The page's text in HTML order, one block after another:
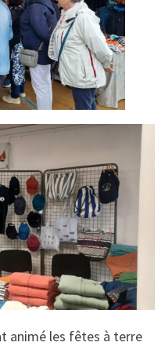
animé les fêtes à terre